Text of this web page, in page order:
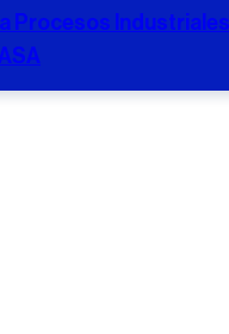
Procesos Industriales